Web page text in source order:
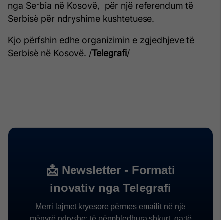
nga Serbia në Kosovë, për një referendum të
Serbisë për ndryshime kushtetuese.
Kjo përfshin edhe organizimin e zgjedhjeve të
Serbisë në Kosovë. /Telegrafi/